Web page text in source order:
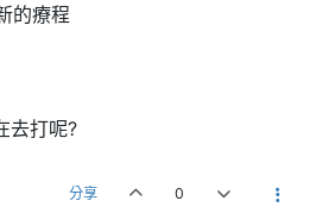
的療程
去打呢?
分享 0